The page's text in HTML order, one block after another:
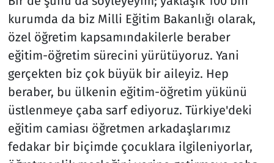
kurumda da biz Milli Eğitim Bakanlığı olarak,
özel öğretim kapsamındakilerle beraber
eğitim-öğretim sürecini yürütüyoruz. Yani
gerçekten biz çok büyük bir aileyiz. Hep
beraber, bu ülkenin eğitim-öğretim yükünü
üstlenmeye çaba sarf ediyoruz. Türkiye'deki
eğitim camiası öğretmen arkadaşlarımız
fedakar bir biçimde çocuklara ilgileniyorlar,